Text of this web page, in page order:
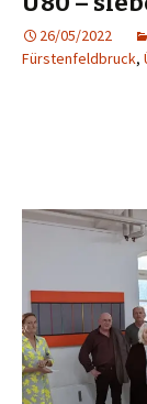
26/05/2022
Fürstenfeldbruck,